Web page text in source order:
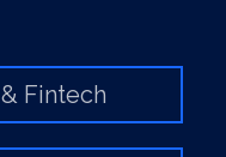
Fintech